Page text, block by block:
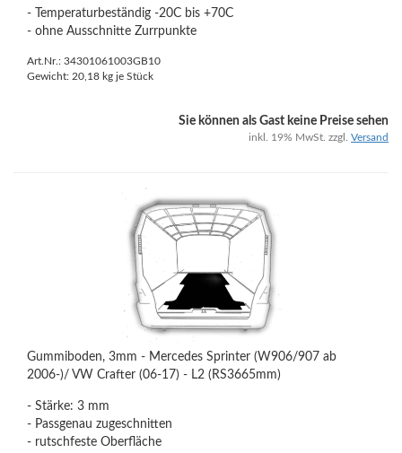
- Temperaturbeständig -20C bis +70C
- ohne Ausschnitte Zurrpunkte
Art.Nr.: 34301061003GB10
Gewicht: 20,18 kg je Stück
Sie können als Gast keine Preise sehen
inkl. 19% MwSt. zzgl. Versand
Gummiboden, 3mm - Mercedes Sprinter (W906/907 ab
2006-)/ VW Crafter (06-17) - L2 (RS3665mm)
- Stärke: 3 mm
- Passgenau zugeschnitten
- rutschfeste Oberfläche